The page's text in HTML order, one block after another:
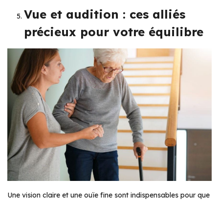
Vue et audition : ces alliés
précieux pour votre équilibre
Une vision claire et une ouïe fine sont indispensables pour que